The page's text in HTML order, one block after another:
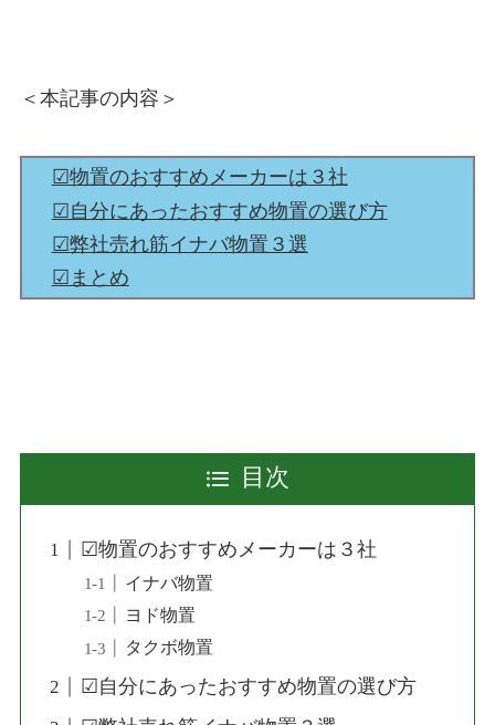
＜本記事の内容＞
☑︎物置のおすすめメーカーは３社
☑︎自分にあったおすすめ物置の選び方
☑︎弊社売れ筋イナバ物置３選
☑︎まとめ
目次
☑︎物置のおすすめメーカーは３社
イナバ物置
ヨド物置
タクボ物置
☑︎自分にあったおすすめ物置の選び方